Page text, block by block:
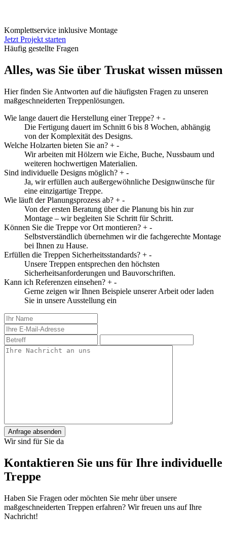
Komplettservice inklusive Montage
Jetzt Projekt starten
Häufig gestellte Fragen
Alles, was Sie über Truskat wissen müssen
Hier finden Sie Antworten auf die häufigsten Fragen zu unseren
maßgeschneiderten Treppenlösungen.
Wie lange dauert die Herstellung einer Treppe? + -
Die Fertigung dauert im Schnitt 6 bis 8 Wochen, abhängig
von der Komplexität des Designs.
Welche Holzarten bieten Sie an? + -
Wir arbeiten mit Hölzern wie Eiche, Buche, Nussbaum und
weiteren hochwertigen Materialien.
Sind individuelle Designs möglich? + -
Ja, wir erfüllen auch außergewöhnliche Designwünsche für
eine einzigartige Treppe.
Wie läuft der Planungsprozess ab? + -
Von der ersten Beratung über die Planung bis hin zur
Montage – wir begleiten Sie Schritt für Schritt.
Können Sie die Treppe vor Ort montieren? + -
Selbstverständlich übernehmen wir die fachgerechte Montage
bei Ihnen zu Hause.
Erfüllen die Treppen Sicherheitsstandards? + -
Unsere Treppen entsprechen den höchsten
Sicherheitsanforderungen und Bauvorschriften.
Kann ich Referenzen einsehen? + -
Gerne zeigen wir Ihnen Beispiele unserer Arbeit oder laden
Sie in unsere Ausstellung ein
Anfrage absenden
Wir sind für Sie da
Kontaktieren Sie uns für Ihre individuelle
Treppe
Haben Sie Fragen oder möchten Sie mehr über unsere
maßgeschneiderten Treppen erfahren? Wir freuen uns auf Ihre
Nachricht!